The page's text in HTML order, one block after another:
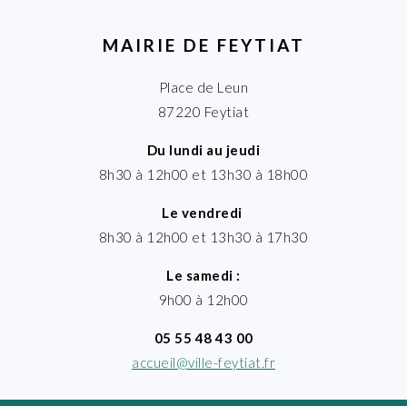
MAIRIE DE FEYTIAT
Place de Leun
87220 Feytiat
Du lundi au jeudi
8h30 à 12h00 et 13h30 à 18h00
Le vendredi
8h30 à 12h00 et 13h30 à 17h30
Le samedi :
9h00 à 12h00
05 55 48 43 00
accueil@ville-feytiat.fr